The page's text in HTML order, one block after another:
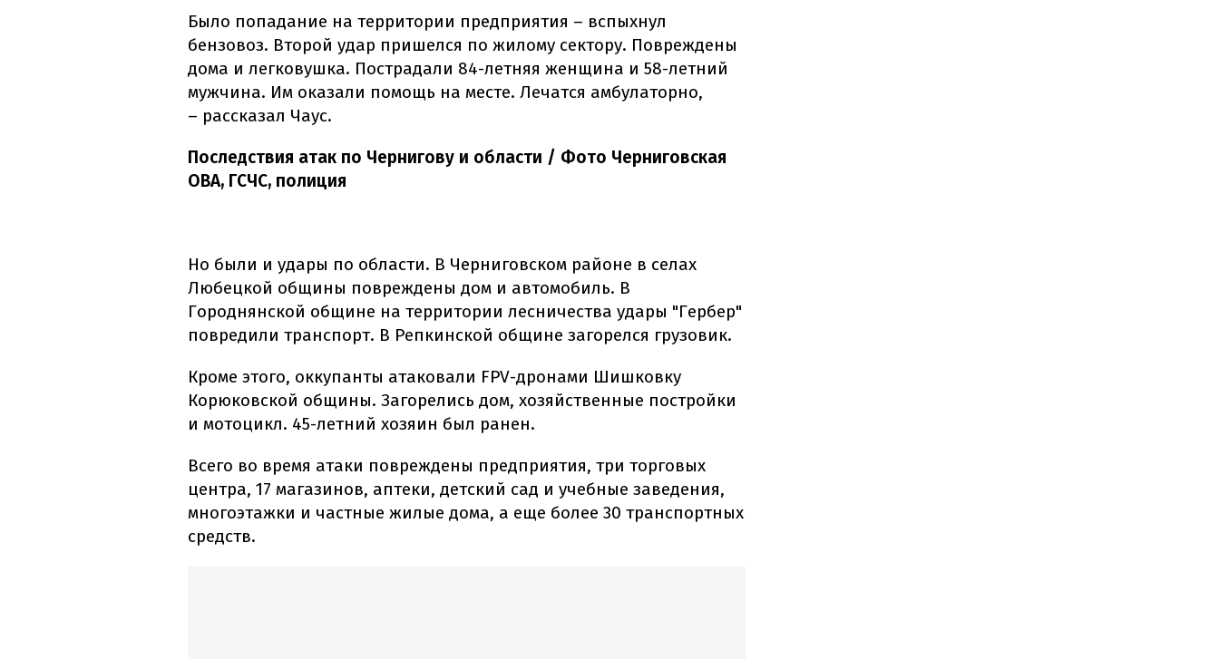
Было попадание на территории предприятия – вспыхнул
бензовоз. Второй удар пришелся по жилому сектору. Повреждены
дома и легковушка. Пострадали 84-летняя женщина и 58-летний
мужчина. Им оказали помощь на месте. Лечатся амбулаторно,
– рассказал Чаус.
Последствия атак по Чернигову и области / Фото Черниговская
ОВА, ГСЧС, полиция
Но были и удары по области. В Черниговском районе в селах
Любецкой общины повреждены дом и автомобиль. В
Городнянской общине на территории лесничества удары "Гербер"
повредили транспорт. В Репкинской общине загорелся грузовик.
Кроме этого, оккупанты атаковали FPV-дронами Шишковку
Корюковской общины. Загорелись дом, хозяйственные постройки
и мотоцикл. 45-летний хозяин был ранен.
Всего во время атаки повреждены предприятия, три торговых
центра, 17 магазинов, аптеки, детский сад и учебные заведения,
многоэтажки и частные жилые дома, а еще более 30 транспортных
средств.